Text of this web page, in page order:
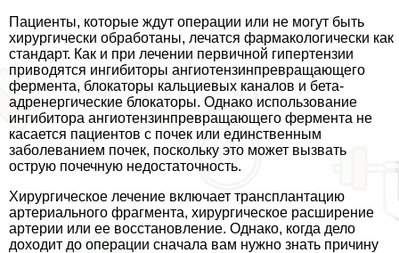
Пациенты, которые ждут операции или не могут быть
хирургически обработаны, лечатся фармакологически как
стандарт. Как и при лечении первичной гипертензии
приводятся ингибиторы ангиотензинпревращающего
фермента, блокаторы кальциевых каналов и бета-
адренергические блокаторы. Однако использование
ингибитора ангиотензинпревращающего фермента не
касается пациентов с почек или единственным
заболеванием почек, поскольку это может вызвать
острую почечную недостаточность.
Хирургическое лечение включает трaнcплантацию
артериального фрагмента, хирургическое расширение
артерии или ее восстановление. Однако, когда дело
доходит до операции сначала вам нужно знать причину